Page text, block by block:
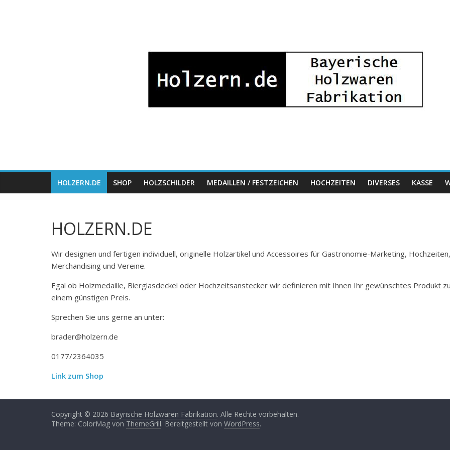
Holzwaren
Fabrikation
HOLZERN.DE SHOP HOLZSCHILDER MEDAILLEN / FESTZEICHEN HOCHZEITEN DIVERSES KASSE
HOLZERN.DE
Wir designen und fertigen individuell, originelle Holzartikel und Accessoires für Gastronomie-Marketing, Hochzeiten,
Merchandising und Vereine.
Egal ob Holzmedaille, Bierglasdeckel oder Hochzeitsanstecker wir definieren mit Ihnen Ihr gewünschtes Produkt
einem günstigen Preis.
Sprechen Sie uns gerne an unter:
brader@holzern.de
0177/2364035
Link zum Shop
Copyright © 2026 Bayrische Holzwaren Fabrikation. Alle Rechte vorbehalten.
Theme: ColorMag von ThemeGrill. Bereitgestellt von WordPress.